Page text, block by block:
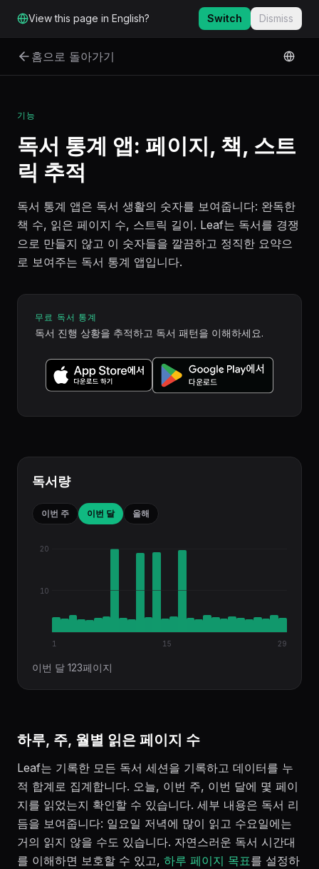
View this page in English? Switch Dismiss
홈으로 돌아가기
기능
독서 통계 앱: 페이지, 책, 스트
릭 추적
독서 통계 앱은 독서 생활의 숫자를 보여줍니다: 완독한
책 수, 읽은 페이지 수, 스트릭 길이. Leaf는 독서를 경쟁
으로 만들지 않고 이 숫자들을 깔끔하고 정직한 요약으
로 보여주는 독서 통계 앱입니다.
무료 독서 통계
독서 진행 상황을 추적하고 독서 패턴을 이해하세요.
독서량
이번 주 이번 달 올해
20
10
1 15 29
이번 달 123페이지
하루, 주, 월별 읽은 페이지 수
Leaf는 기록한 모든 독서 세션을 기록하고 데이터를 누
적 합계로 집계합니다. 오늘, 이번 주, 이번 달에 몇 페이
지를 읽었는지 확인할 수 있습니다. 세부 내용은 독서 리
듬을 보여줍니다: 일요일 저녁에 많이 읽고 수요일에는
거의 읽지 않을 수도 있습니다. 자연스러운 독서 시간대
를 이해하면 보호할 수 있고, 하루 페이지 목표를 설정하